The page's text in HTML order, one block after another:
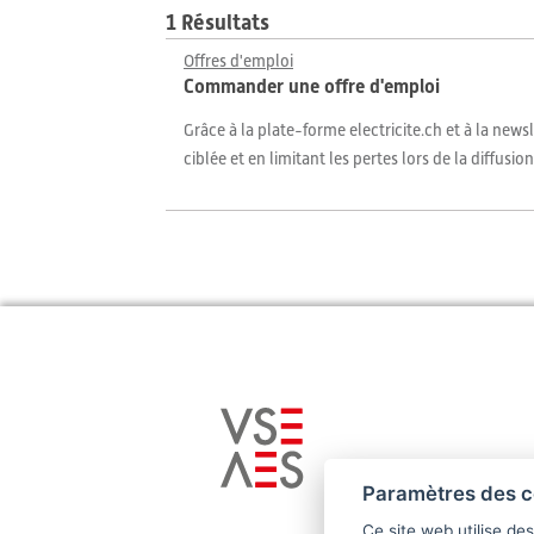
1 Résultats
Offres d'emploi
Commander une offre d'emploi
Grâce à la plate-forme electricite.ch et à la
ciblée et en limitant les pertes lors de la
Paramètres des